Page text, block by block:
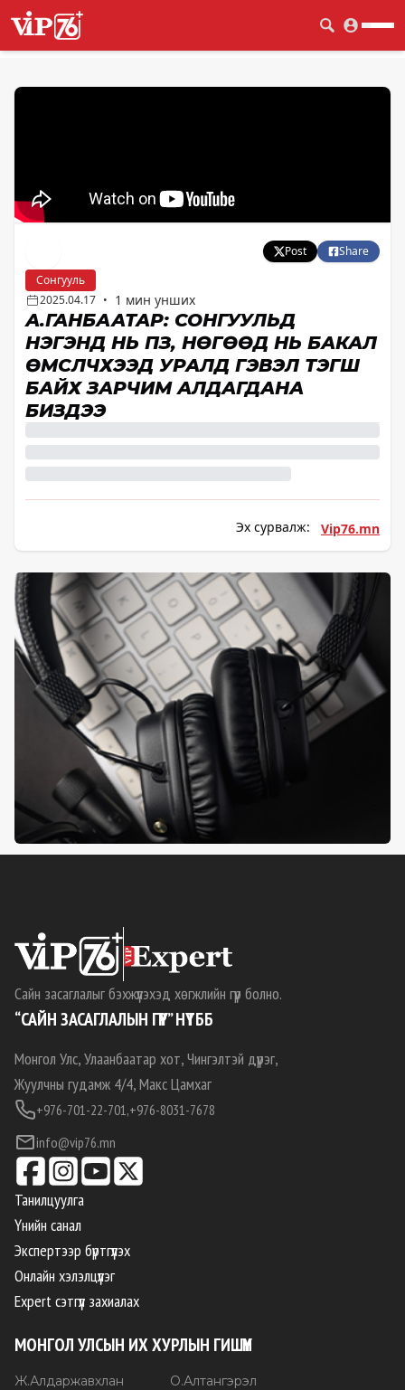
Post
Share
Сонгууль
2025.04.17 • 1 мин унших
А.ГАНБААТАР: СОНГУУЛЬД
НЭГЭНД НЬ ПҮҮЗ, НӨГӨӨД НЬ БАКАЛ
ӨМСҮҮЛЧХЭЭД УРАЛД ГЭВЭЛ ТЭГШ
БАЙХ ЗАРЧИМ АЛДАГДАНА
БИЗДЭЭ
Эх сурвалж: Vip76.mn
Сайн засаглалыг бэхжүүлэхэд хөгжлийн гүүр болно.
“САЙН ЗАСАГЛАЛЫН ГҮҮР” НҮТББ
Монгол Улс, Улаанбаатар хот, Чингэлтэй дүүрэг,
Жуулчны гудамж 4/4, Макс Цамхаг
+976-701-22-701,+976-8031-7678
info@vip76.mn
Танилцуулга
Үнийн санал
Экспертээр бүртгүүлэх
Онлайн хэлэлцүүлэг
Expert сэтгүүл захиалах
МОНГОЛ УЛСЫН ИХ ХУРЛЫН ГИШҮҮН
Ж.Алдаржавхлан О.Алтангэрэл